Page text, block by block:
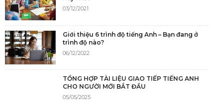
03/12/2021
Giới thiệu 6 trình độ tiếng Anh – Bạn đang ở
trình độ nào?
06/12/2022
TỔNG HỢP TÀI LIỆU GIAO TIẾP TIẾNG ANH
CHO NGƯỜI MỚI BẮT ĐẦU
05/05/2025